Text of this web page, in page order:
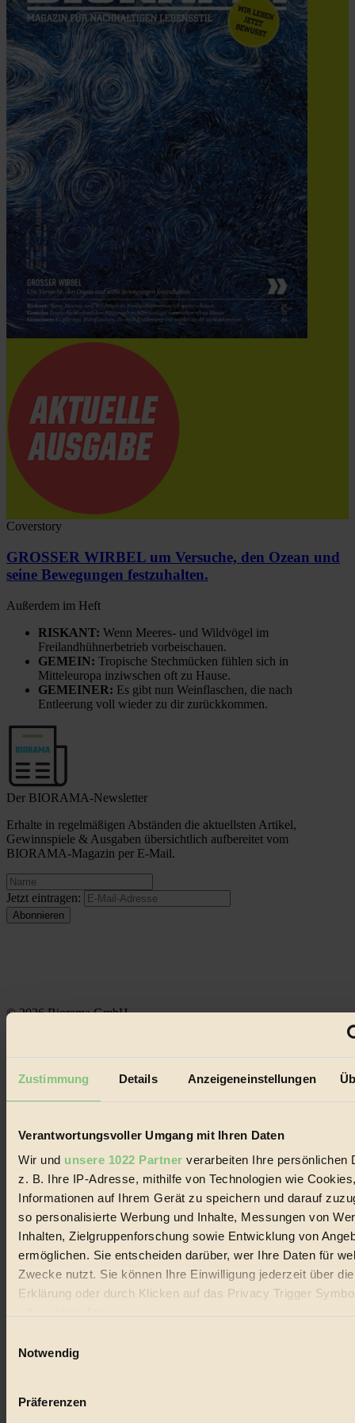
Zustimmung Details Anzeigeneinstellungen
Verantwortungsvoller Umgang mit Ihren Daten
Wir und unsere 1022 Partner verarbeiten Ihre persönlichen
z. B. Ihre IP-Adresse, mithilfe von Technologien wie
Informationen auf Ihrem Gerät zu speichern und darauf
so personalisierte Werbung und Inhalte, Messungen von
Inhalten, Zielgruppenforschung sowie Entwicklung von
ermöglichen. Sie entscheiden darüber, wer Ihre Daten für
Zwecke nutzt. Sie können Ihre Einwilligung jederzeit über
Erklärung oder durch Klicken auf das Privacy Trigger
Wenn Sie es erlauben, würden wir auch gerne:
Ihr Gerät durch aktives Scannen nach bestimmten
Notwendig
Präferenzen
Coverstory
GROSSER WIRBEL um Versuche, den Ozean und
seine Bewegungen festzuhalten.
Außerdem im Heft
RISKANT: Wenn Meeres- und Wildvögel im
Freilandhühnerbetrieb vorbeischauen.
GEMEIN: Tropische Stechmücken fühlen sich in
Mitteleuropa inziwschen oft zu Hause.
GEMEINER: Es gibt nun Weinflaschen, die nach
Entleerung voll wieder zu dir zurückkommen.
Der BIORAMA-Newsletter
Erhalte in regelmäßigen Abständen die aktuellsten Artikel,
Gewinnspiele & Ausgaben übersichtlich aufbereitet vom
BIORAMA-Magazin per E-Mail.
Jetzt eintragen:
© 2026 Biorama GmbH
Datenschutz
Handels mit Bioprodukten, des Fair-Trade sowie der Branche
alternativer Energien.
Social Media
22.601 Fans auf Facebook
Folge uns auf Instagram
Themen
Bio
#
Vegan